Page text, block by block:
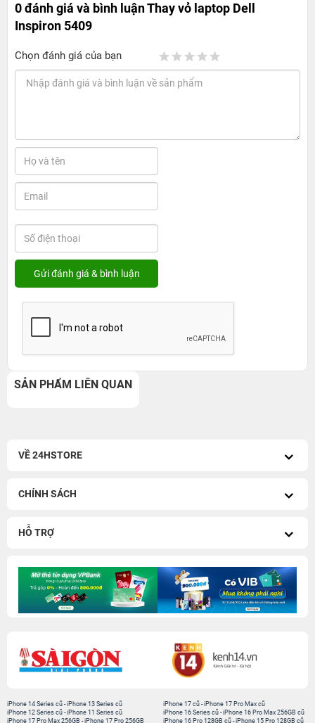
0 đánh giá và bình luậnThay vỏ laptop Dell
Inspiron 5409
Chọn đánh giá của bạn
SẢN PHẨM LIÊN QUAN
VỀ 24HSTORE
CHÍNH SÁCH
HỖ TRỢ
iPhone 14 Series cũ -iPhone 13 Series cũ
iPhone 12 Series cũ -iPhone 11 Series cũ
iPhone 17 Pro Max 256GB -iPhone 17 Pro 256GB
iPhone 17 cũ-iPhone 17 Pro Max cũ
iPhone 16 Series cũ- iPhone 16 Pro Max 256GB cũ
iPhone 16 Pro 128GB cũ-iPhone 15 Pro 128GB cũ